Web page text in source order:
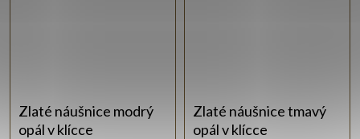
Zlaté náušnice modrý
opál v klícce
Zlaté náušnice tmavý
opál v klícce